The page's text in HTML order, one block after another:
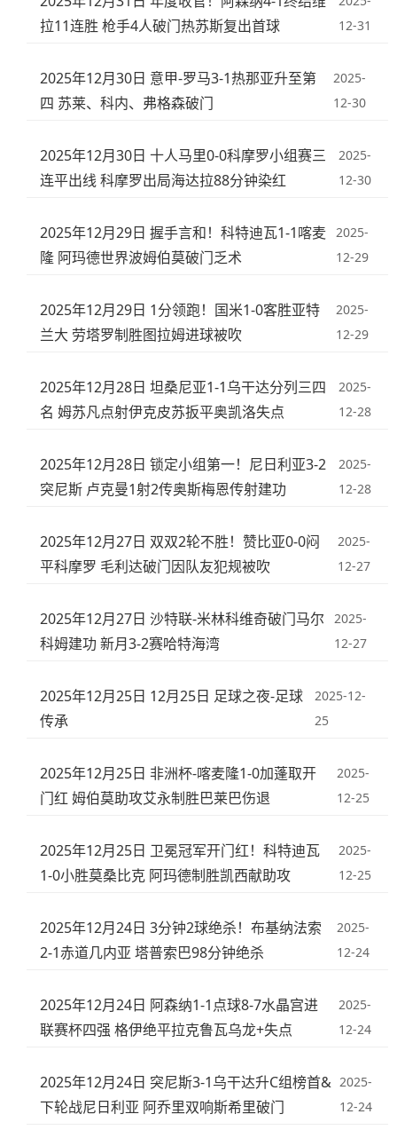
拉11连胜 枪手4人破门热苏斯复出首球
12-31
2025年12月30日 意甲-罗马3-1热那亚升至第
四 苏莱、科内、弗格森破门
2025-
12-30
2025年12月30日 十人马里0-0科摩罗小组赛三
连平出线 科摩罗出局海达拉88分钟染红
2025-
12-30
2025年12月29日 握手言和！科特迪瓦1-1喀麦
隆 阿玛德世界波姆伯莫破门乏术
2025-
12-29
2025年12月29日 1分领跑！国米1-0客胜亚特
兰大 劳塔罗制胜图拉姆进球被吹
2025-
12-29
2025年12月28日 坦桑尼亚1-1乌干达分列三四
名 姆苏凡点射伊克皮苏扳平奥凯洛失点
2025-
12-28
2025年12月28日 锁定小组第一！尼日利亚3-2
突尼斯 卢克曼1射2传奥斯梅恩传射建功
2025-
12-28
2025年12月27日 双双2轮不胜！赞比亚0-0闷
平科摩罗 毛利达破门因队友犯规被吹
2025-
12-27
2025年12月27日 沙特联-米林科维奇破门马尔
科姆建功 新月3-2赛哈特海湾
2025-
12-27
2025年12月25日 12月25日 足球之夜-足球
传承
2025-12-
25
2025年12月25日 非洲杯-喀麦隆1-0加蓬取开
门红 姆伯莫助攻艾永制胜巴莱巴伤退
2025-
12-25
2025年12月25日 卫冕冠军开门红！科特迪瓦
1-0小胜莫桑比克 阿玛德制胜凯西献助攻
2025-
12-25
2025年12月24日 3分钟2球绝杀！布基纳法索
2-1赤道几内亚 塔普索巴98分钟绝杀
2025-
12-24
2025年12月24日 阿森纳1-1点球8-7水晶宫进
联赛杯四强 格伊绝平拉克鲁瓦乌龙+失点
2025-
12-24
2025年12月24日 突尼斯3-1乌干达升C组榜首&
下轮战尼日利亚 阿乔里双响斯希里破门
2025-
12-24